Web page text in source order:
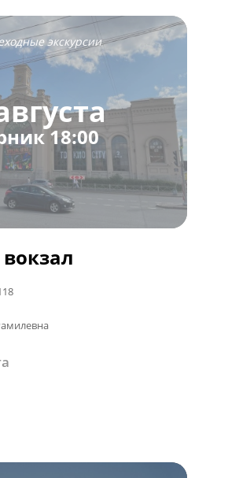
экскурсии
18:00